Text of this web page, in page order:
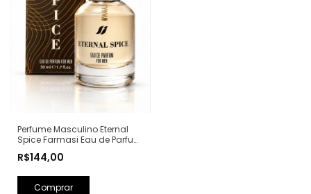
Perfume Masculino Eternal
Spice Farmasi Eau de Parfum
Carolina Herrera)
R$144,00